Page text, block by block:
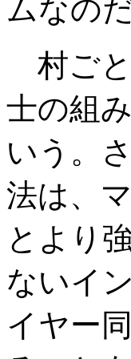
ムなのだ
村ごと
士の組
いう。
法は、
とより
ないイ
イヤー